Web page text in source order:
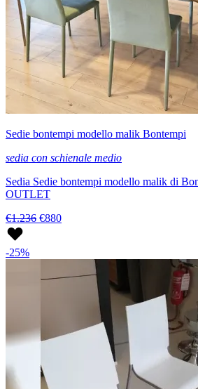
Sedie bontempi modello malik Bontempi
sedia con schienale medio
Sedia Sedie bontempi modello malik di
OUTLET
€1.236 €880
-25%